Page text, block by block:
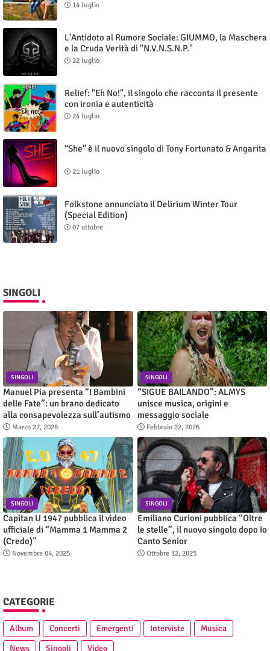
14 luglio
L'Antidoto al Rumore Sociale: GIUMMO, la Maschera
e la Cruda Verità di "N.V.N.S.N.P."
22 luglio
Relief: "Eh No!", il singolo che racconta il presente
con ironia e autenticità
24 luglio
“She” è il nuovo singolo di Tony Fortunato & Angarita
21 luglio
Folkstone annunciato il Delirium Winter Tour
(Special Edition)
07 ottobre
SINGOLI
SINGOLI
Manuel Pia presenta “I Bambini
delle Fate”: un brano dedicato
alla consapevolezza sull’autismo
Marzo 27, 2026
SINGOLI
“SIGUE BAILANDO”: ALMYS
unisce musica, origini e
messaggio sociale
Febbraio 22, 2026
SINGOLI
Capitan U 1947 pubblica il video
ufficiale di “Mamma 1 Mamma 2
(Credo)”
Novembre 04, 2025
SINGOLI
Emiliano Curioni pubblica “Oltre
le stelle”, il nuovo singolo dopo Io
Canto Senior
Ottobre 12, 2025
CATEGORIE
Album Concerti Emergenti Interviste
Musica
News
Singoli Video